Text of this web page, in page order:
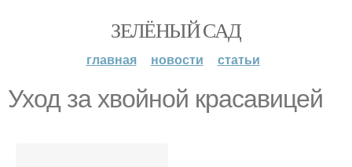
ЗЕЛЁНЫЙ САД
главная новости статьи
Уход за хвойной красавицей